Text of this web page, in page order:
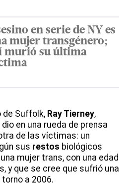
en serie de NY es
mujer transgénero;
murió su última
de Suffolk, Ray Tierney,
en una rueda de prensa
de las víctimas: un
sus restos biológicos
mujer trans, con una edad
y que se cree que sufrió una
a 2006.